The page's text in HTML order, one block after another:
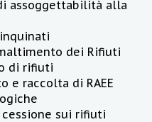
assoggettabilità alla
dei Rifiuti
di rifiuti
e raccolta di RAEE
sui rifiuti